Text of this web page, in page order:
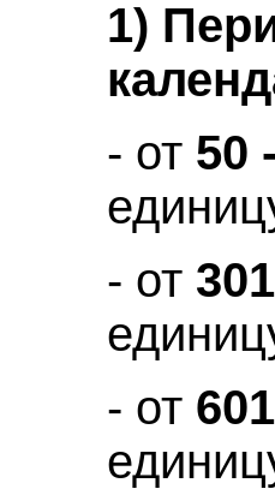
1)
- от 50
- от
- от